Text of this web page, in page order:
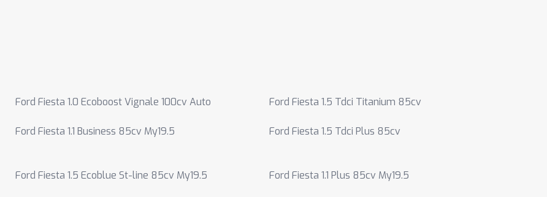
Ford Fiesta 1.0 Ecoboost Vignale 100cv Auto Ford Fiesta 1.5 Tdci Titanium 85cv
Ford Fiesta 1.1 Business 85cv My19.5 Ford Fiesta 1.5 Tdci Plus 85cv
Ford Fiesta 1.5 Ecoblue St-line 85cv My19.5 Ford Fiesta 1.1 Plus 85cv My19.5